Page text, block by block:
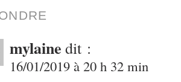
mylaine dit :
16/01/2019 à 20 h 32 min